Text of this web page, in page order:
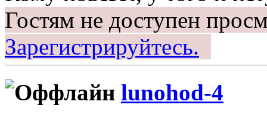
Гостям не доступен
Зарегистрируйтесь.
lunohod-4